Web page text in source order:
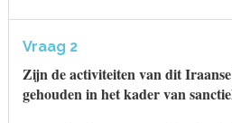
Vraag 2
Zijn de activiteiten van dit
gehouden in het kader van